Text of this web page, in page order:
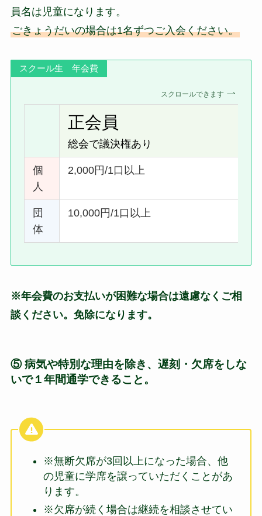
員名は児童になります。
ごきょうだいの場合は1名ずつご入会ください。
スクール生 年会費
スクロールできます
正会員
総会で議決権あり
個
人
2,000円/1口以上
団
体
10,000円/1口以上
※年会費のお支払いが困難な場合は遠慮なくご相
談ください。免除になります。
⑤ 病気や特別な理由を除き、遅刻・欠席をしな
いで１年間通学できること。
※無断欠席が3回以上になった場合、他
の児童に学席を譲っていただくことがあ
ります。
※欠席が続く場合は継続を相談させてい